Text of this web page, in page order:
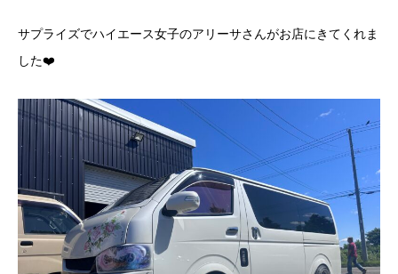
サプライズでハイエース女子のアリーサさんがお店にきてくれま
した❤️